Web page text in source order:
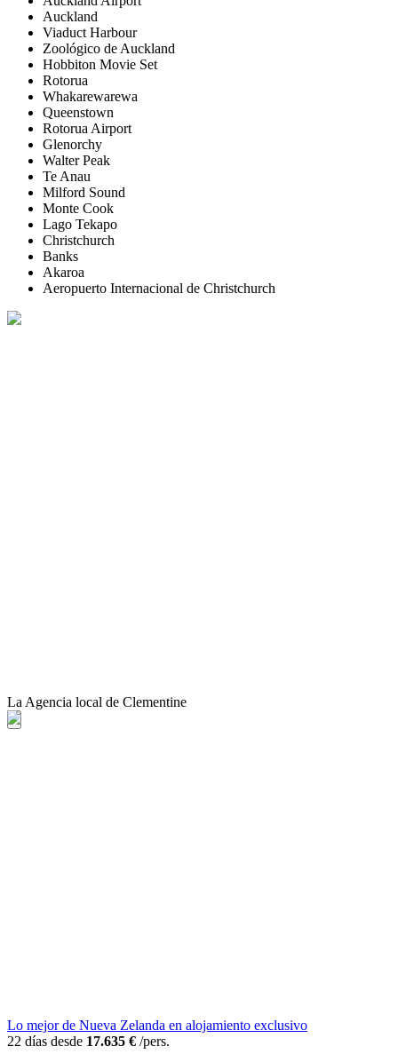
Auckland
Viaduct Harbour
Zoológico de Auckland
Hobbiton Movie Set
Rotorua
Whakarewarewa
Queenstown
Rotorua Airport
Glenorchy
Walter Peak
Te Anau
Milford Sound
Monte Cook
Lago Tekapo
Christchurch
Banks
Akaroa
Aeropuerto Internacional de Christchurch
La Agencia local de Clementine
Lo mejor de Nueva Zelanda en alojamiento exclusivo
22 días desde 17.635 € /pers.